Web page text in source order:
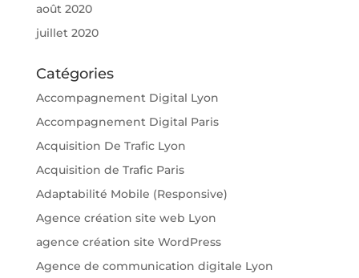
août 2020
juillet 2020
Catégories
Accompagnement Digital Lyon
Accompagnement Digital Paris
Acquisition De Trafic Lyon
Acquisition de Trafic Paris
Adaptabilité Mobile (Responsive)
Agence création site web Lyon
agence création site WordPress
Agence de communication digitale Lyon